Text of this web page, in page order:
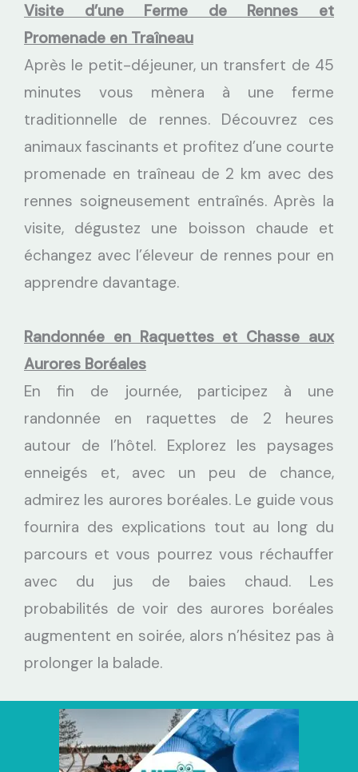
Visite d’une Ferme de Rennes et
Promenade en Traîneau
Après le petit-déjeuner, un transfert de 45
minutes vous mènera à une ferme
traditionnelle de rennes. Découvrez ces
animaux fascinants et profitez d’une courte
promenade en traîneau de 2 km avec des
rennes soigneusement entraînés. Après la
visite, dégustez une boisson chaude et
échangez avec l’éleveur de rennes pour en
apprendre davantage.
Randonnée en Raquettes et Chasse aux
Aurores Boréales
En fin de journée, participez à une
randonnée en raquettes de 2 heures
autour de l’hôtel. Explorez les paysages
enneigés et, avec un peu de chance,
admirez les aurores boréales. Le guide vous
fournira des explications tout au long du
parcours et vous pourrez vous réchauffer
avec du jus de baies chaud. Les
probabilités de voir des aurores boréales
augmentent en soirée, alors n’hésitez pas à
prolonger la balade.